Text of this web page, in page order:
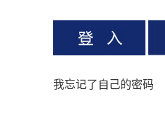
我忘记了自己的密码